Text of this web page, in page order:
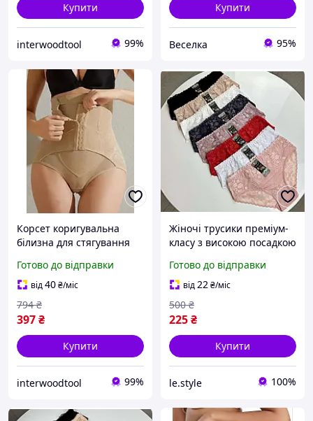
Купити
interwoodtool 99%
Купити
Веселка 95%
Корсет коригувальна
білизна для стягування
бежевий колір M розмір
комфортний
Готово до відправки
від40₴/міс
397₴
794 ₴
Купити
interwoodtool 99%
Жіночі трусики преміум-
класу з високою посадкою
комфорту, елегантності та
бездоганної якості.
Готово до відправки
від22₴/міс
225₴
500 ₴
Купити
le.style 100%